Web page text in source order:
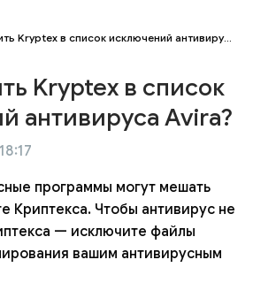
Как добавить Kryptex в список исключений антивируса Avira?
Kryptex в список
антивируса Avira?
программы могут мешать
Криптекса. Чтобы антивирус не
— исключите файлы
вашим антивирусным